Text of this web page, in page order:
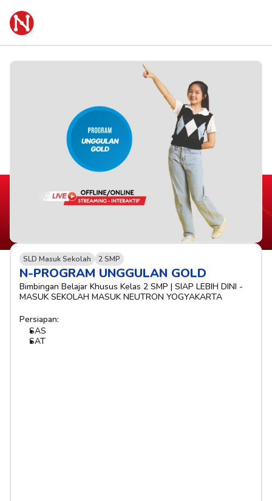
SLD Masuk Sekolah 2 SMP
N-PROGRAM UNGGULAN GOLD
Bimbingan Belajar Khusus Kelas 2 SMP | SIAP LEBIH DINI -
MASUK SEKOLAH MASUK NEUTRON YOGYAKARTA
Persiapan:
SAS
SAT